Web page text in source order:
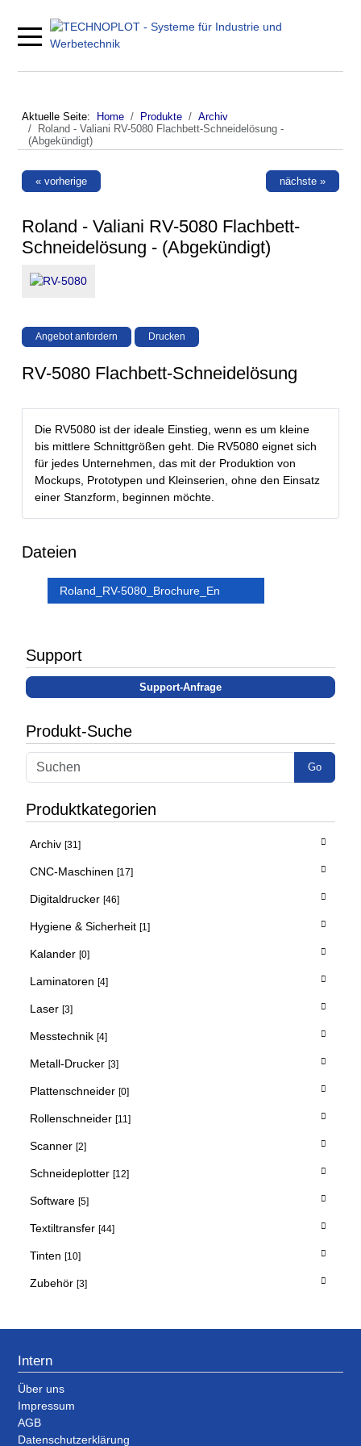
Mobile Menu Toggle
Aktuelle Seite: Home Produkte
Archiv
Roland - Valiani RV-5080 Flachbett-Schneidelösung -
(Abgekündigt)
« vorherige nächste »
Roland - Valiani RV-5080 Flachbett-
Schneidelösung - (Abgekündigt)
Angebot anfordern Drucken
RV-5080 Flachbett-Schneidelösung
Die RV5080 ist der ideale Einstieg, wenn es um kleine
bis mittlere Schnittgrößen geht. Die RV5080 eignet sich
für jedes Unternehmen, das mit der Produktion von
Mockups, Prototypen und Kleinserien, ohne den Einsatz
einer Stanzform, beginnen möchte.
Dateien
Roland_RV-5080_Brochure_En
Support
Support-Anfrage
Produkt-Suche
Go
Produktkategorien
Archiv [31]
CNC-Maschinen [17]
Digitaldrucker [46]
Hygiene & Sicherheit [1]
Kalander [0]
Laminatoren [4]
Laser [3]
Messtechnik [4]
Metall-Drucker [3]
Plattenschneider [0]
Rollenschneider [11]
Scanner [2]
Schneideplotter [12]
Software [5]
Textiltransfer [44]
Tinten [10]
Zubehör [3]
Intern
Über uns
Impressum
AGB
Datenschutzerklärung